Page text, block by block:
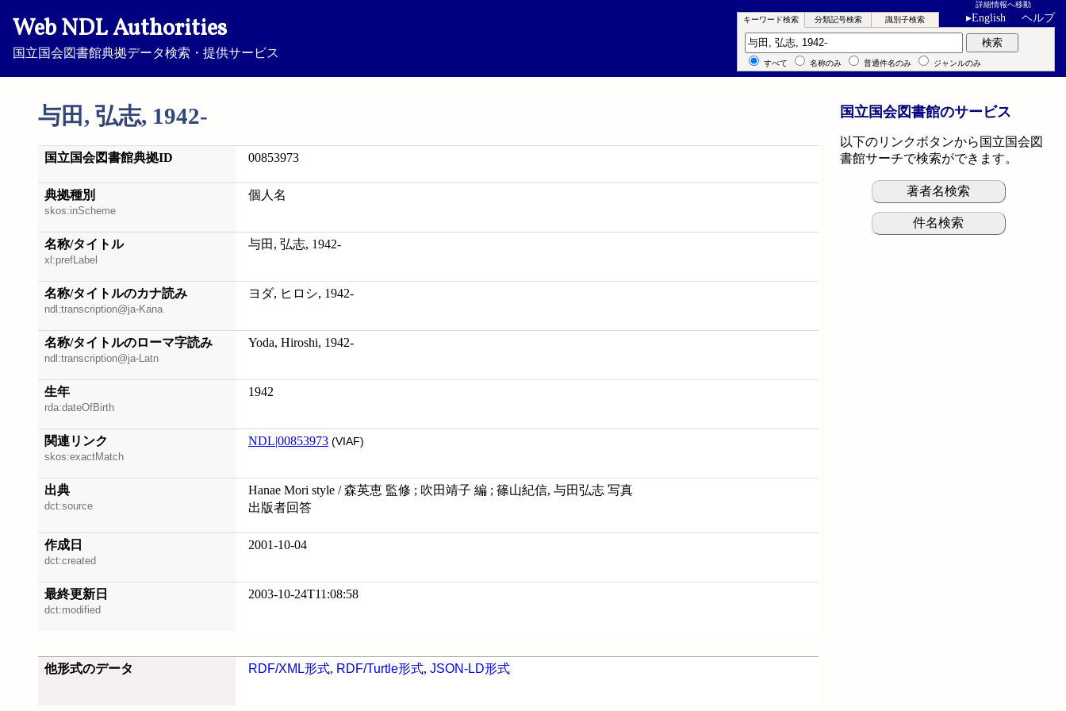
Web NDL Authorities
国立国会図書館典拠データ検索・提供サービス
詳細情報へ移動
▸English ヘルプ
与田, 弘志, 1942-
キーワード検索 分類記号検索 識別子検索
キーワード検索 検索
すべて 名称のみ 普通件名のみ ジャンルのみ
国立国会図書館典拠ID 00853973
典拠種別
skos:inScheme
個人名
名称/タイトル
xl:prefLabel
与田, 弘志, 1942-
名称/タイトルのカナ読み
ndl:transcription@ja-Kana
ヨダ, ヒロシ, 1942-
名称/タイトルのローマ字読み
ndl:transcription@ja-Latn
Yoda, Hiroshi, 1942-
生年
rda:dateOfBirth
1942
関連リンク
skos:exactMatch
NDL|00853973 (VIAF)
出典
dct:source
Hanae Mori style / 森英恵 監修 ; 吹田靖子 編 ; 篠山紀信, 与田弘志 写真
出版者回答
作成日
dct:created
2001-10-04
最終更新日
dct:modified
2003-10-24T11:08:58
他形式のデータ RDF/XML形式, RDF/Turtle形式, JSON-LD形式
国立国会図書館のサービス
以下のリンクボタンから国立国会図
書館サーチで検索ができます。
著者名検索
件名検索